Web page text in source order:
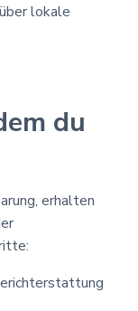
lokale
du
erhalten